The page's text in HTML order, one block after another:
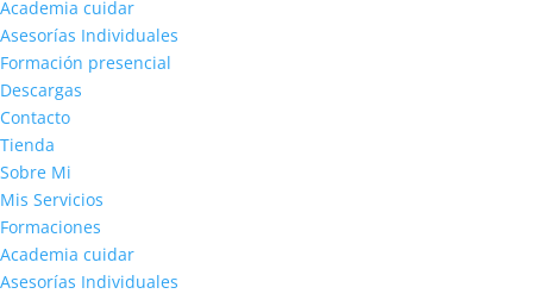
Academia cuidar
Asesorías Individuales
Formación presencial
Descargas
Contacto
Tienda
Sobre Mi
Mis Servicios
Formaciones
Academia cuidar
Asesorías Individuales